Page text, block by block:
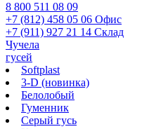
8 800 511 08 09
+7 (812) 458 05 06 Офис
+7 (911) 927 21 14 Склад
Чучела
гусей
Softplast
3-D (новинка)
Белолобый
Гуменник
Серый гусь